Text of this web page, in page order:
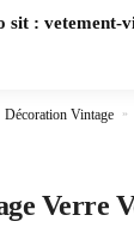
Décoration Vintage »
Verre